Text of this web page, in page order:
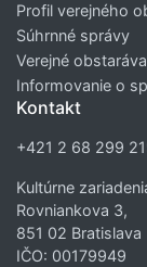
Profil verejného
Súhrnné správy
Verejné
Informovanie o
Kontakt
+421 2 68 299
Kultúrne
Rovniankova 3,
851 02 Bratislava
IČO: 00179949